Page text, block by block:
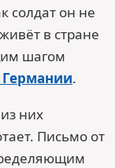
солдат он не
в стране
шагом
Германии.
них
Письмо от